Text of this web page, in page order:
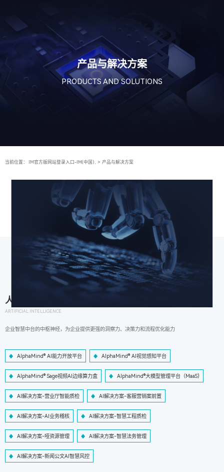
产品与解决方案
PRODUCTS AND SOLUTIONS
当前位置： IM官方版网站登录入口-IM(中国), > 产品与解决方案
人工智能
ARTIFICIAL INTELLIGENCE
企业智慧中台的中枢神经，为企业提供更强的洞察力、决策力和流程优化能力
AlphaMind® AI能力开放平台 AlphaMind® AI视觉感知平台
AlphaMind® Sage视频AI边缘算力盒 AlphaMind®大模型管理平台（MaaS)
AI解决方案-营业厅智能质检 AI解决方案-客服营销案前置
AI解决方案-AI业务稽核 AI解决方案-智慧工程质检
AI解决方案-哑资源管理 AI解决方案-智慧法务管理
AI解决方案-新闻公文AI智慧风控